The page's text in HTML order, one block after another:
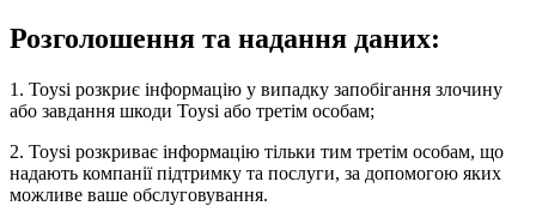
Розголошення та надання даних:
1. Toysi розкриє інформацію у випадку запобігання злочину
або завдання шкоди Toysi або третім особам;
2. Toysi розкриває інформацію тільки тим третім особам, що
надають компанії підтримку та послуги, за допомогою яких
можливе ваше обслуговування.